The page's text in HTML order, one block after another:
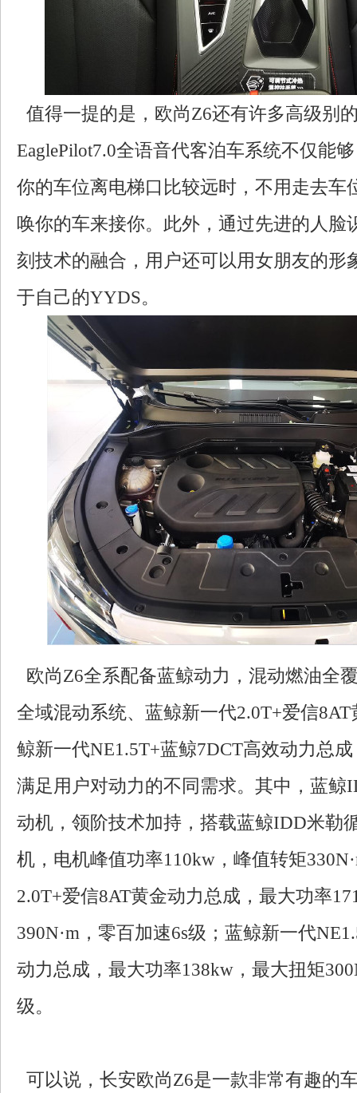
值得一提的是，欧尚Z6还有许多高级别
EaglePilot7.0全语音代客泊车系统不仅能
你的车位离电梯口比较远时，不用走去车
唤你的车来接你。此外，通过先进的人脸
刻技术的融合，用户还可以用女朋友的形
于自己的YYDS。
欧尚Z6全系配备蓝鲸动力，混动燃油全
全域混动系统、蓝鲸新一代2.0T+爱信
鲸新一代NE1.5T+蓝鲸7DCT高效动力总
满足用户对动力的不同需求。其中，蓝鲸
动机，领阶技术加持，搭载蓝鲸IDD米勒
机，电机峰值功率110kw，峰值转矩
2.0T+爱信8AT黄金动力总成，最大功率
390N·m，零百加速6s级；蓝鲸新一代
动力总成，最大功率138kw，最大扭矩
级。
可以说，长安欧尚Z6是一款非常有趣的